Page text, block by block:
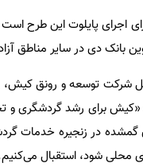
اجرای پایلوت این طرح
بانک دی در سایر مناطق
شرکت توسعه و رونق
:کیش برای رشد گردشگری و
گمشده در زنجیره خدمات
محلی شود، استقبال می‌کنیم